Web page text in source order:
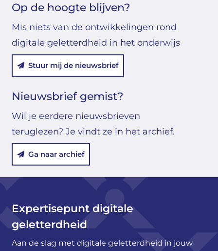
Op de hoogte blijven?
Mis niets van de ontwikkelingen rond
digitale geletterdheid in het onderwijs
Stuur mij de nieuwsbrief
Nieuwsbrief gemist?
Wil je eerdere nieuwsbrieven
teruglezen? Je vindt ze in het archief.
Ga naar archief
Expertisepunt digitale
geletterdheid
Aan de slag met digitale geletterdheid in jouw